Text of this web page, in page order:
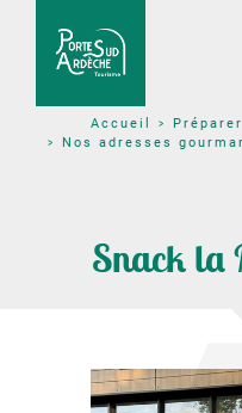
Accueil
Nos adresses
Snack la